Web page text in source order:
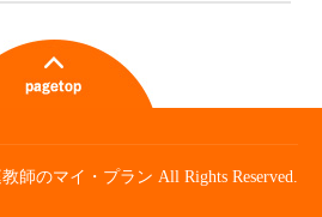
師のマイ・プラン All Rights Reserved.